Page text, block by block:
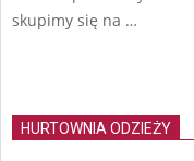
skupimy się na …
HURTOWNIA ODZIEŻY